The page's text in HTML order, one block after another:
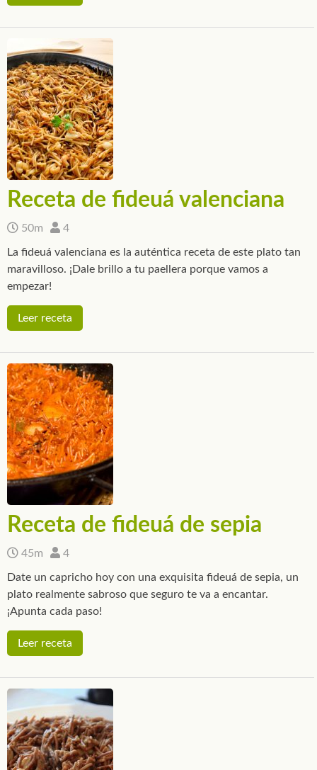
Receta de fideuá valenciana
50m 4
La fideuá valenciana es la auténtica receta de este plato tan
maravilloso. ¡Dale brillo a tu paellera porque vamos a
empezar!
Leer receta
Receta de fideuá de sepia
45m 4
Date un capricho hoy con una exquisita fideuá de sepia, un
plato realmente sabroso que seguro te va a encantar.
¡Apunta cada paso!
Leer receta